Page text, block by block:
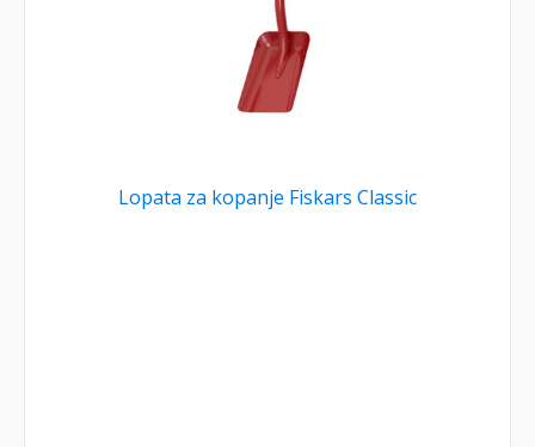
Lopata za kopanje Fiskars Classic